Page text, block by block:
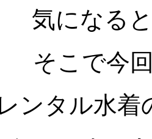
気になる
そこで今
ンタル水